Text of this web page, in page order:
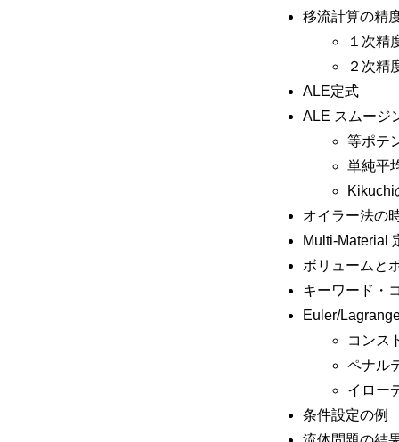
移流計算の精
１次精
２次精
ALE定式
ALE スムージ
等ポテ
単純平
Kikuchi
オイラー法の
Multi-Material
ボリュームと
キーワード・
Euler/
コンス
ペナル
イロー
条件設定の例